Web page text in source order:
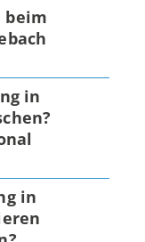
beim
in
in